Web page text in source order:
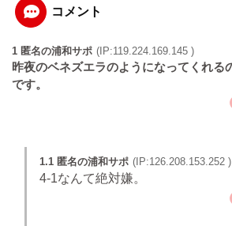
コメント
1 匿名の浦和サポ (IP:119.224.169.145 )
昨夜のベネズエラのようになってくれる
です。
1.1 匿名の浦和サポ (IP:126.208.153.252 )
4-1なんて絶対嫌。